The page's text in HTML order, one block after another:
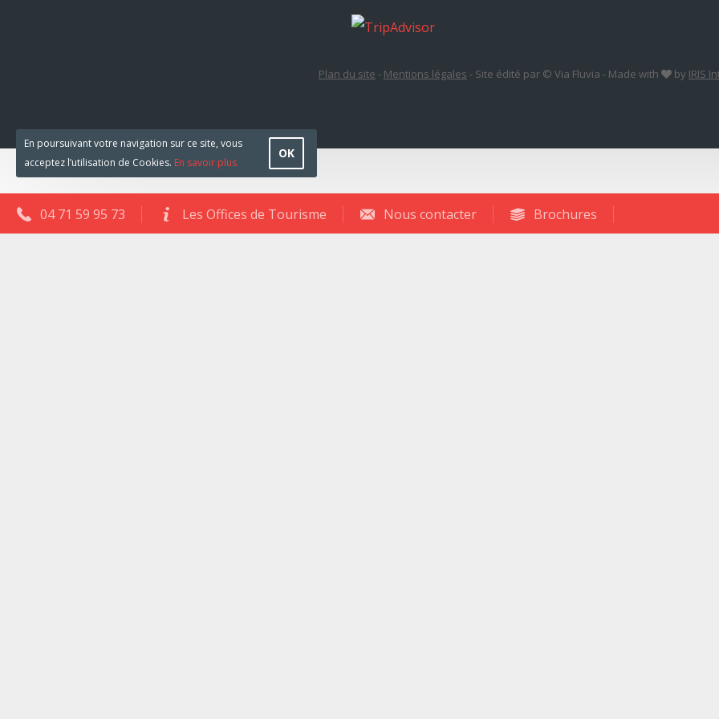
Plan du site - Mentions légales - Site édité par © Via Fluvia - Made with by IRIS
04 71 59 95 73 Les Offices de Tourisme Nous contacter Brochures
En poursuivant votre navigation sur ce site, vous
acceptez l’utilisation de Cookies. En savoir plus
OK